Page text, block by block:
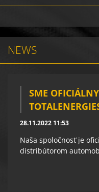
NEWS
SME
28.11.2022 11:53
Naša spoločnosť je
distribútorom